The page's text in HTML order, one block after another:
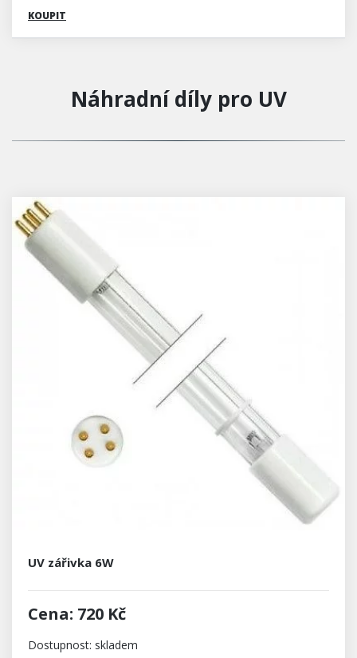
KOUPIT
Náhradní díly pro UV
UV zářivka 6W
Cena: 720 Kč
Dostupnost: skladem